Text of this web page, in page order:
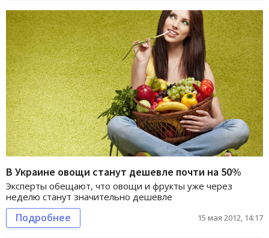
В Украине овощи станут дешевле почти на 50%
Эксперты обещают, что овощи и фрукты уже через
неделю станут значительно дешевле
Подробнее 15 мая 2012, 14:17